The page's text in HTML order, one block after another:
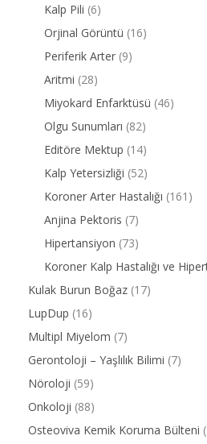
Kalp Pili (6)
Orjinal Görüntü (16)
Periferik Arter (9)
Aritmi (28)
Miyokard Enfarktüsü (46)
Olgu Sunumları (82)
Editöre Mektup (14)
Kalp Yetersizliği (52)
Koroner Arter Hastalığı (161)
Anjina Pektoris (7)
Hipertansiyon (73)
Koroner Kalp Hastalığı ve
Kulak Burun Boğaz (17)
LupDup (16)
Multipl Miyelom (7)
Gerontoloji – Yaşlılık Bilimi (7)
Nöroloji (59)
Onkoloji (88)
Osteoviva Kemik Koruma Bülteni